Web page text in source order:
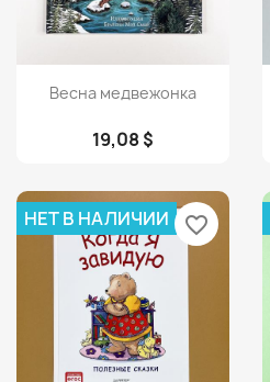
Просмотр
Весна медвежонка
19,08 $
НЕТ В НАЛИЧИИ favorite_border